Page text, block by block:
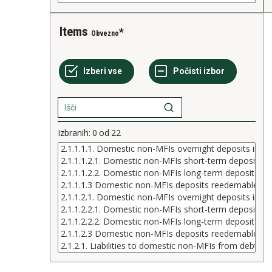
Items Obvezno
Izbranih: 0 od 22